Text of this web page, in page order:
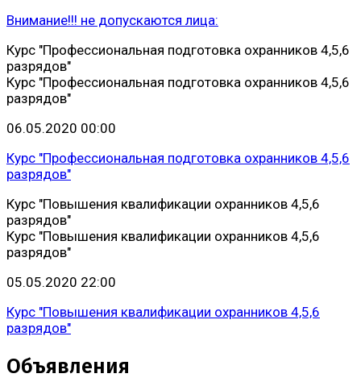
Внимание!!! не допускаются лица:
Курс "Профессиональная подготовка охранников 4,5,6
разрядов"
Курс "Профессиональная подготовка охранников 4,5,6
разрядов"
06.05.2020 00:00
Курс "Профессиональная подготовка охранников 4,5,6
разрядов"
Курс "Повышения квалификации охранников 4,5,6
разрядов"
Курс "Повышения квалификации охранников 4,5,6
разрядов"
05.05.2020 22:00
Курс "Повышения квалификации охранников 4,5,6
разрядов"
Объявления